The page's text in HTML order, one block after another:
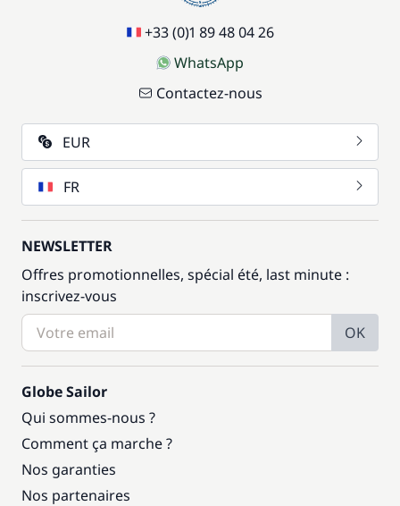
+33 (0)1 89 48 04 26
WhatsApp
Contactez-nous
EUR
FR
NEWSLETTER
Offres promotionnelles, spécial été, last minute :
inscrivez-vous
OK
Globe Sailor
Qui sommes-nous ?
Comment ça marche ?
Nos garanties
Nos partenaires